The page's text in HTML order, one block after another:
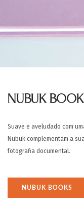
NUBUK
Suave e aveludado com
Nubuk complementam a
fotografia documental.
NUBUK BOOKS